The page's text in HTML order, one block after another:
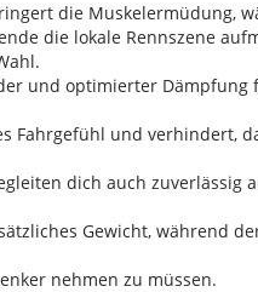
die Muskelermüdung,
die lokale Rennszene
und optimierter
Fahrgefühl und verhindert,
dich auch zuverlässig
Gewicht, während
nehmen zu müssen.